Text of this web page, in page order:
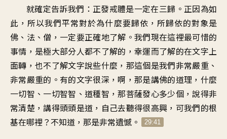
就確定告訴我們：正發戒體是一定在三歸。正因為如
此，所以我們平常對於為什麼要歸依，所歸依的對象是
佛、法、僧，一定要正確地了解。我們現在這裡最可惜的
事情，是極大部分人都不了解的，幸運而了解的在文字上
面轉，也不了解文字說些什麼，那這個是我們非常嚴重、
非常嚴重的。有的文字很深，啊，那是講佛的道理，什麼
一切智、一切智智、道種智，那菩薩發心多少個，說得非
常清楚，講得頭頭是道，自己去聽得很高興，可我們的根
基在哪裡？不知道，那是非常遺憾。
29:41